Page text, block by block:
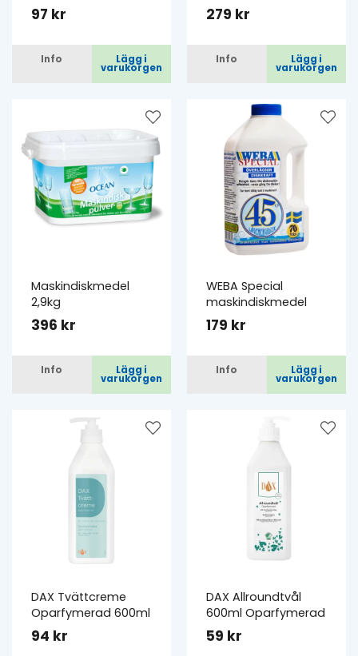
97 kr
Info Lägg i
varukorgen
279 kr
Info Lägg i
varukorgen
Maskindiskmedel
2,9kg
396 kr
Info Lägg i
varukorgen
WEBA Special
maskindiskmedel
179 kr
Info Lägg i
varukorgen
DAX Tvättcreme
Oparfymerad 600ml
94 kr
DAX Allroundtvål
600ml Oparfymerad
59 kr